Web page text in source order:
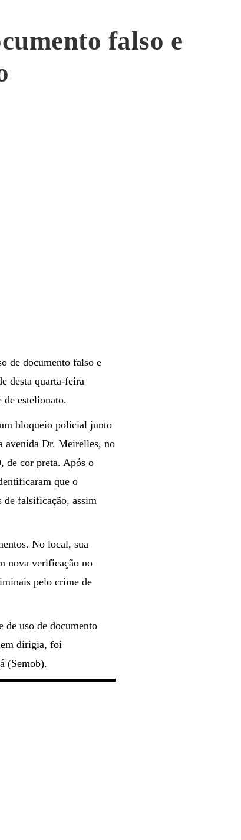
falso e
de documento falso e
desta quarta-feira
de estelionato.
bloqueio policial junto
avenida Dr. Meirelles, no
de cor preta. Após o
que o
de falsificação, assim
No local, sua
nova verificação no
pelo crime de
de uso de documento
dirigia, foi
(Semob).